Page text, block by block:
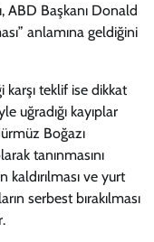
ABD Başkanı Donald
anlamına geldiğini
teklif ise dikkat
uğradığı kayıplar
Boğazı
tanınmasını
kaldırılması ve yurt
serbest bırakılması